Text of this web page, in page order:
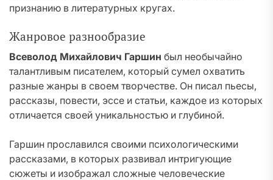
признанию в литературных кругах.
Жанровое разнообразие
Всеволод Михайлович Гаршин был необычайно
талантливым писателем, который сумел охватить
разные жанры в своем творчестве. Он писал пьесы,
рассказы, повести, эссе и статьи, каждое из которых
отличается своей уникальностью и глубиной.
Гаршин прославился своими психологическими
рассказами, в которых развивал интригующие
сюжеты и изображал сложные человеческие